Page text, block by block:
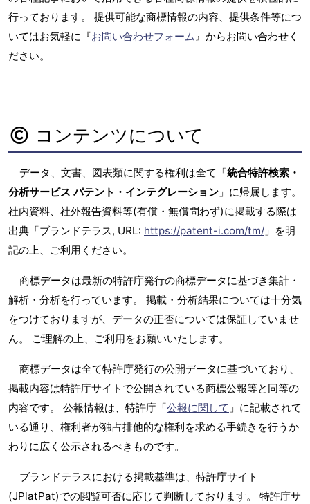
行っております。 提供可能な商標情報の内容、提供条件等につ
いてはお気軽に『お問い合わせフォーム』からお問い合わせく
ださい。
コンテンツについて
データ、文書、図表類に関する権利は全て「統合特許検索・
分析サービス パテント・インテグレーション 」に帰属します。
社内資料、社外報告資料等(有償・無償問わず)に掲載する際は
出典「ブランドテラス, URL: https://patent-i.com/tm/ 」を明
記の上、ご利用ください。
商標データは最新の特許庁発行の商標データに基づき集計・
解析・分析を行っています。 掲載・分析結果については十分気
をつけておりますが、データの正否については保証していませ
ん。 ご理解の上、ご利用をお願いいたします。
商標データは全て特許庁発行の公開データに基づいており、
掲載内容は特許庁サイトで公開されている商標公報等と同等の
内容です。 公報情報は、特許庁「公報に関して 」に記載されて
いる通り、権利者が独占排他的な権利を求める手続きを行うか
わりに広く公示されるべきものです。
ブランドテラスにおける掲載基準は、特許庁サイト
(JPlatPat)での閲覧可否に応じて判断しております。 特許庁サ